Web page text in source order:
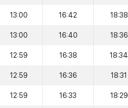
13:00 16:42 18:38
13:00 16:40 18:36
12:59 16:38 18:34
12:59 16:36 18:31
12:59 16:33 18:29